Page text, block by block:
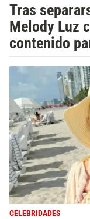
Tras
Melody Luz
contenido
CELEBRIDADES